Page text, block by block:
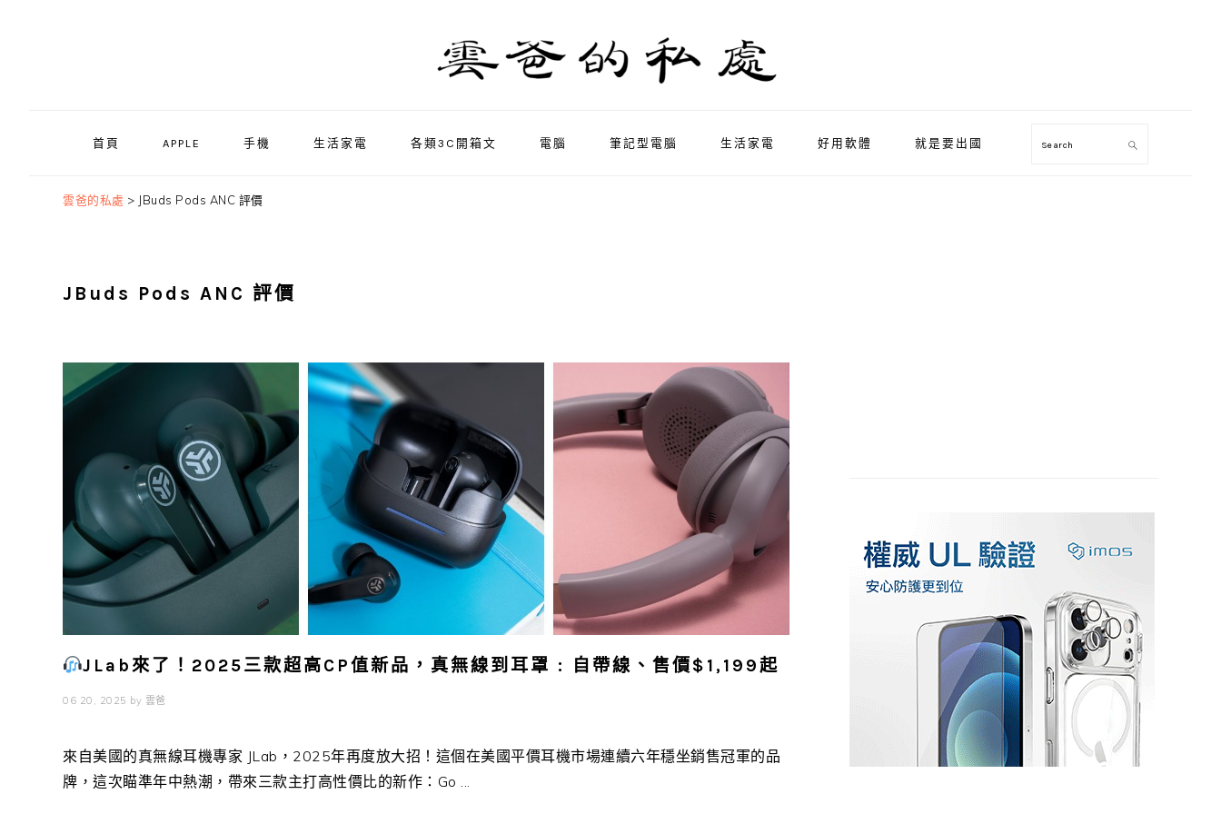
首頁 APPLE 手機 生活家電 各類3C開箱文 電腦 筆記型電腦 生活家電 好用軟體 就是要出國 Search
雲爸的私處 > JBuds Pods ANC 評價
JBuds Pods ANC 評價
JLab來了！2025三款超高CP值新品，真無線到耳罩 : 自帶線、售價$1,199起
06 20, 2025 by 雲爸
來自美國的真無線耳機專家 JLab，2025年再度放大招！這個在美國平價耳機市場連續六年穩坐銷售冠軍的品
牌，這次瞄準年中熱潮，帶來三款主打高性價比的新作：Go ...